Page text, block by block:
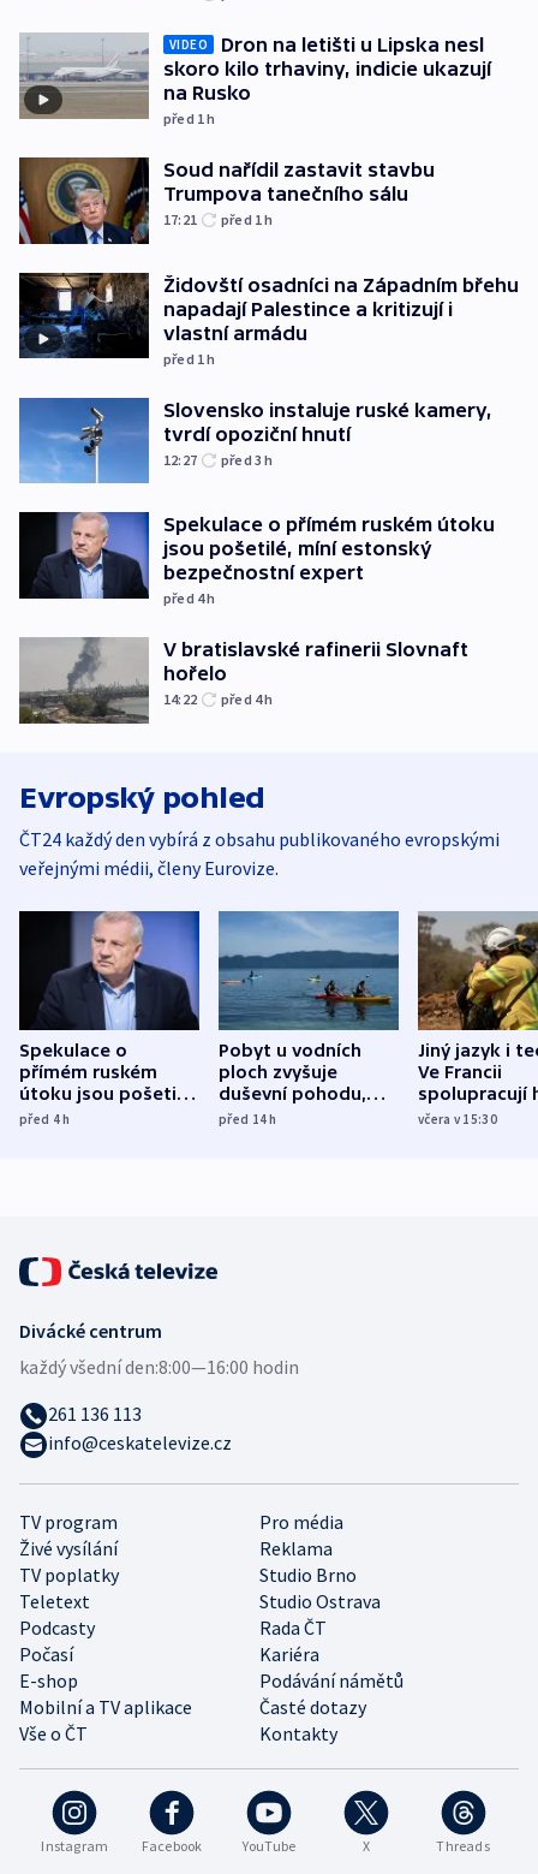
VIDEO
Dron na letišti u Lipska nesl
skoro kilo trhaviny, indicie ukazují
na Rusko
před 1h
Soud nařídil zastavit stavbu
Trumpova tanečního sálu
17:21 před 1h
Židovští osadníci na Západním břehu
napadají Palestince a kritizují i
vlastní armádu
před 1h
Slovensko instaluje ruské kamery,
tvrdí opoziční hnutí
12:27 před 3h
Spekulace o přímém ruském útoku
jsou pošetilé, míní estonský
bezpečnostní expert
před 4h
V bratislavské rafinerii Slovnaft
hořelo
14:22 před 4h
Evropský pohled
ČT24 každý den vybírá z obsahu publikovaného evropskými
veřejnými médii, členy Eurovize.
Spekulace o
přímém ruském
útoku jsou pošetilé,
míní estonský
před 4h
Pobyt u vodních
ploch zvyšuje
duševní pohodu,
ukázala
před 14h
Jiný jazyk i
Ve Francii
spolupracují
různých zemí
včera v 15:30
Instagram Facebook YouTube X Threads
TV program
Pro média
Živé vysílání
Reklama
TV poplatky
Studio Brno
Teletext
Studio Ostrava
Podcasty
Rada ČT
Počasí
Kariéra
E-shop
Podávání námětů
Mobilní a TV aplikace
Časté dotazy
Vše o ČT
Kontakty
Divácké centrum
každý všední den:8:00—16:00 hodin
261 136 113
info@ceskatelevize.cz